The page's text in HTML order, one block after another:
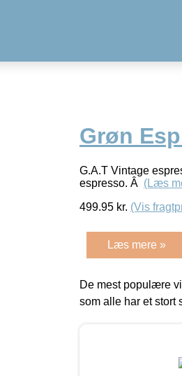
Grøn
G.A.T Vintage
espresso. Â (Læs
499.95 kr. (Vis
Læs mere »
De mest populære
som alle har et stort